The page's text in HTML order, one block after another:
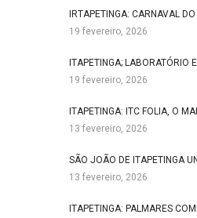
IRTAPETINGA: CARNAVAL
19 fevereiro, 2026
ITAPETINGA; LABORATÓRIO
19 fevereiro, 2026
ITAPETINGA: ITC FOLIA, O
13 fevereiro, 2026
SÃO JOÃO DE ITAPETINGA
13 fevereiro, 2026
ITAPETINGA: PALMARES